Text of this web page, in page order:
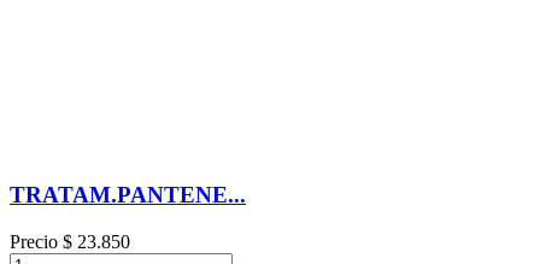
TRATAM.PANTENE...
Precio $ 23.850